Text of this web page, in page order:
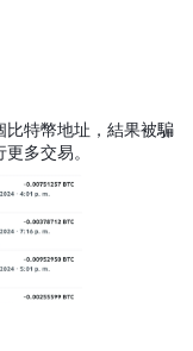
比特幣地址，結果被騙
多交易。